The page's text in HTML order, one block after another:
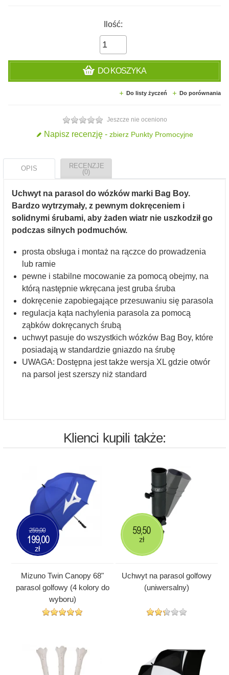
Ilość:
DO KOSZYKA
Do listy życzeń Do porównania
Jeszcze nie oceniono
Napisz recenzję - zbierz Punkty Promocyjne
OPIS
RECENZJE
(0)
Uchwyt na parasol do wózków marki Bag Boy.
Bardzo wytrzymały, z pewnym dokręceniem i
solidnymi śrubami, aby żaden wiatr nie uszkodził go
podczas silnych podmuchów.
prosta obsługa i montaż na rączce do prowadzenia
lub ramie
pewne i stabilne mocowanie za pomocą obejmy, na
którą następnie wkręcana jest gruba śruba
dokręcenie zapobiegające przesuwaniu się parasola
regulacja kąta nachylenia parasola za pomocą
ząbków dokręcanych śrubą
uchwyt pasuje do wszystkich wózków Bag Boy, które
posiadają w standardzie gniazdo na śrubę
UWAGA: Dostępna jest także wersja XL gdzie otwór
na parsol jest szerszy niż standard
Klienci kupili także:
Mizuno Twin Canopy 68"
parasol golfowy (4 kolory do
wyboru)
259,00
199,00
zł
Uchwyt na parasol golfowy
(uniwersalny)
59,50
zł